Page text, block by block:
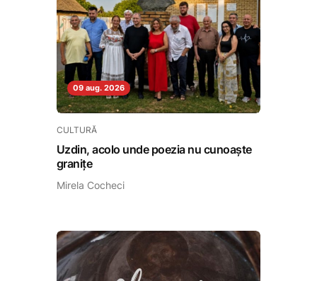
09 aug. 2026
CULTURĂ
Uzdin, acolo unde poezia nu cunoaște
granițe
Mirela Cocheci